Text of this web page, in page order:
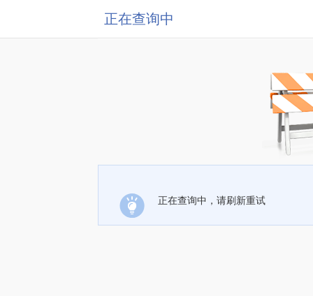
正在查询中
正在查询中，请刷新重试